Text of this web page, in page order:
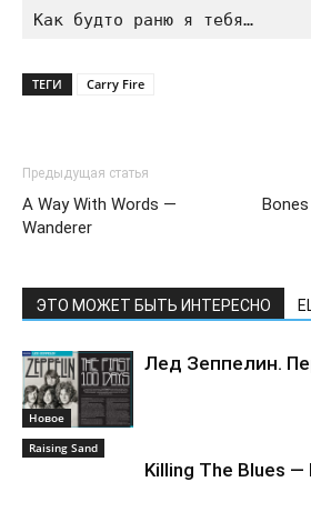
ТЕГИ Carry Fire
Предыдущая статья
A Way With Words —
Wanderer
ЭТО МОЖЕТ БЫТЬ ИНТЕРЕСНО
Новоe
Лед Зеппелин.
Raising Sand
Killing The Blues —